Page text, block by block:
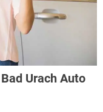
Urach Auto